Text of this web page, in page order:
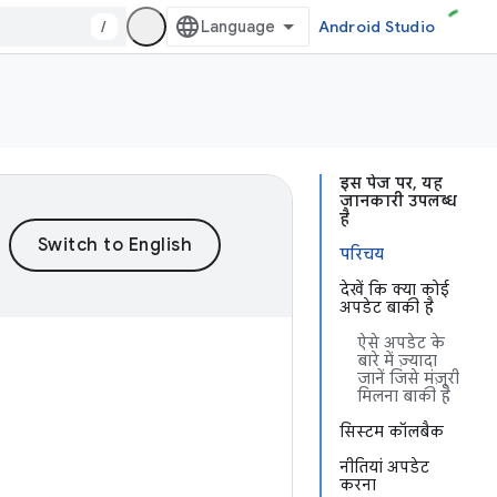
/ Android Studio
इस पेज पर, यह
जानकारी उपलब्ध
है
परिचय
देखें कि क्या कोई
अपडेट बाकी है
ऐसे अपडेट के
बारे में ज़्यादा
जानें जिसे मंज़ूरी
मिलना बाकी है
सिस्टम कॉलबैक
नीतियां अपडेट
करना